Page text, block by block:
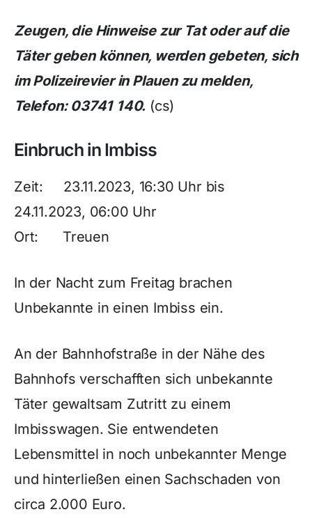
Zeugen, die Hinweise zur Tat oder auf die
Täter geben können, werden gebeten, sich
im Polizeirevier in Plauen zu melden,
Telefon: 03741 140. (cs)
Einbruch in Imbiss
Zeit: 23.11.2023, 16:30 Uhr bis
24.11.2023, 06:00 Uhr
Ort: Treuen
In der Nacht zum Freitag brachen
Unbekannte in einen Imbiss ein.
An der Bahnhofstraße in der Nähe des
Bahnhofs verschafften sich unbekannte
Täter gewaltsam Zutritt zu einem
Imbisswagen. Sie entwendeten
Lebensmittel in noch unbekannter Menge
und hinterließen einen Sachschaden von
circa 2.000 Euro.